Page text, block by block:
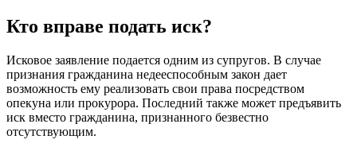
Кто вправе подать иск?
Исковое заявление подается одним из супругов. В случае
признания гражданина недееспособным закон дает
возможность ему реализовать свои права посредством
опекуна или прокурора. Последний также может предъявить
иск вместо гражданина, признанного безвестно
отсутствующим.